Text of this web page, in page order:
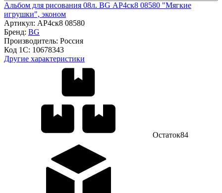
Альбом для рисования 08л. BG АР4ск8 08580 "Мягкие
игрушки", эконом
Артикул: АР4ск8 08580
Бренд: BG
Производитель: Россия
Код 1С: 10678343
Другие характеристики
Остаток84